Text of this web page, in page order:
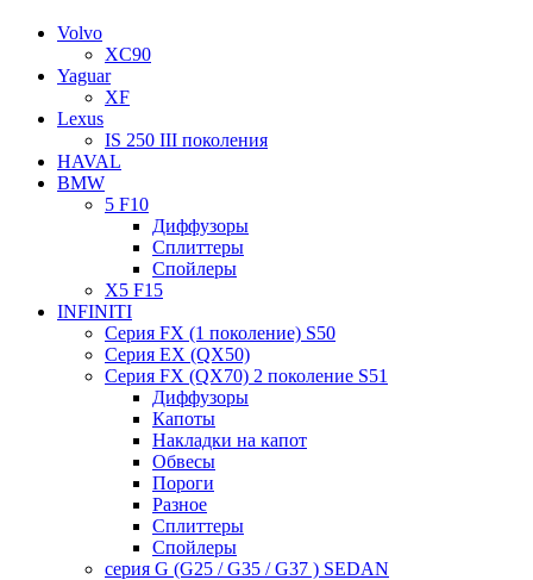
Volvo
XC90
Yaguar
XF
Lexus
IS 250 III поколения
HAVAL
BMW
5 F10
Диффузоры
Сплиттеры
Спойлеры
X5 F15
INFINITI
Серия FX (1 поколение) S50
Серия EX (QX50)
Серия FX (QX70) 2 поколение S51
Диффузоры
Капоты
Накладки на капот
Обвесы
Пороги
Разное
Сплиттеры
Спойлеры
серия G (G25 / G35 / G37 ) SEDAN